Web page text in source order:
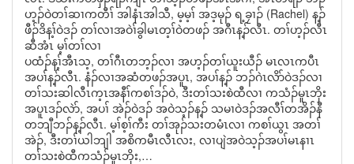
ဟ့ၣ်ဝဲတၢ်ဆၢကတီၢ် အါနံၤအါသီ, မ့မ့ၢ် အဒ့မုၣ် ရ့ခၠၢၣ် (Rachel) န့ၣ်
ဖီၣ်ဒိန့ၢ်ဝဲဒၣ် တၢ်လၢအဝဲၢ်ခွါမၤတ့ၢ်ဝဲတဖၣ် အဂီၤန့ၣ်လီၤ. တၢ်ဟ့ၣ်လီၤ
ဆီအံၤ မ့ၢ်တၢ်လၢ
ပထံၣ်န့ၢ်အီၤသ့, တၢ်ဂီၤတဘ့ၣ်လၢ အဟ့ၣ်တၢ်ယူးယီၣ် မၤလၤကပီၤ
အပၢ်န့ၣ်လီၤ. နံၣ်လၢအဆံတဖၣ်အပူၤ, အပၢ်န့ၣ် ဘၣ်ဂဲၤလိာ်ဝဲဒၣ်လၢ
တၢ်သးဆါလီၤက့ၤအနီၢ်ကစၢ်ဒၣ်ဝဲ, ဒီးတၢ်သးစဲထီလၢ ကသံၣ်မူၤဘှိး
အပူၤဒၣ်လဲာ်, အပၢ် အဲၣ်ဝဲဒၣ် အဝဲသ့ၣ်န့ၣ် သမၢဝဲဒၣ်အလီၢ်တအိၣ်နီ
တဘျီဘၣ်န့ၣ်လီၤ. မ့ၢ်စ့ၢ်ကီး တၢ်အုၣ်သးတမံၤလၢ ကစၢ်ယွၤ အတၢ်
အဲၣ်, ဒီးတၢ်ယါဘျါ အစိကမီၤလီၤလး, လၢပျဲအဝဲသ့ၣ်အပၢ်မၤနၢၤ
တၢ်သးစဲထီကသံၣ်မူၤဘှိး,…